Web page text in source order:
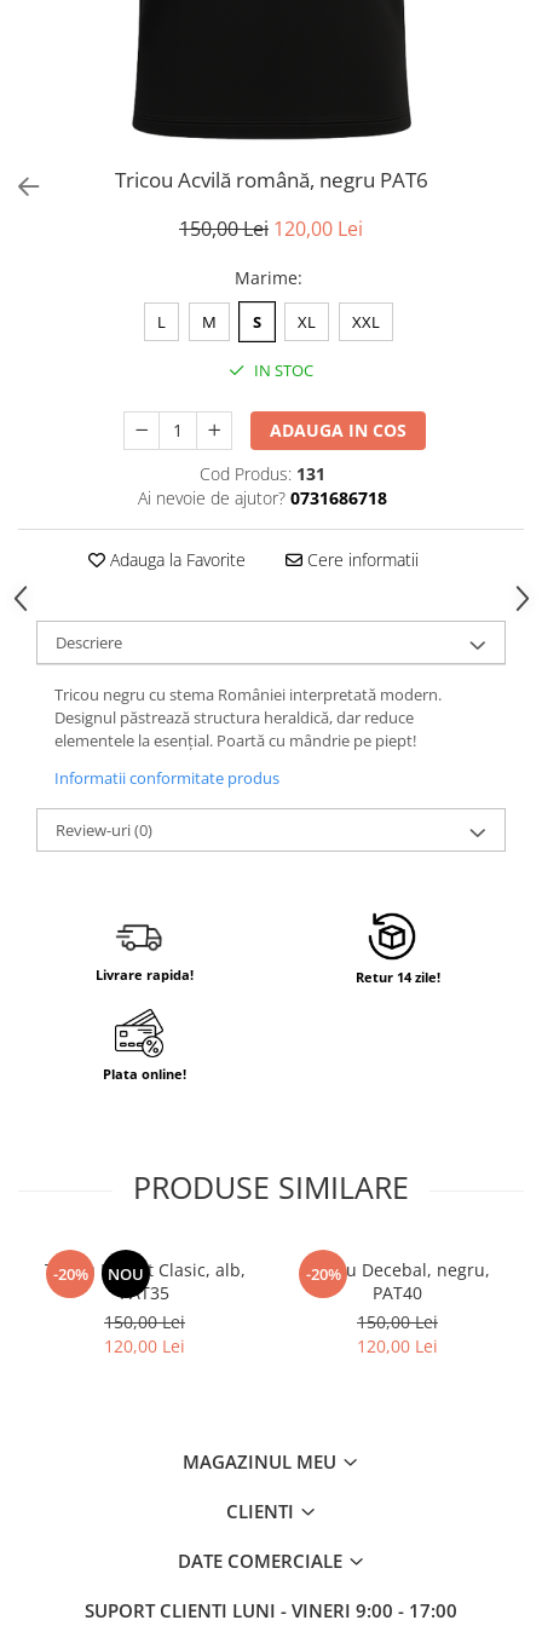
Tricou Acvilă română, negru PAT6
150,00 Lei 120,00 Lei
Marime:
L M S XL XXL
IN STOC
ADAUGA IN COS
Cod Produs: 131
Ai nevoie de ajutor? 0731686718
Adauga la Favorite Cere informatii
Descriere
Tricou negru cu stema României interpretată modern.
Designul păstrează structura heraldică, dar reduce
elementele la esențial. Poartă cu mândrie pe piept!
Informatii conformitate produs
Review-uri(0)
Livrare rapida! Retur 14 zile!
Plata online!
PRODUSE SIMILARE
-20% NOU
Tricou Patriot Clasic, alb,
PAT35
150,00 Lei
120,00 Lei
-20%
Tricou Decebal, negru,
PAT40
150,00 Lei
120,00 Lei
MAGAZINUL MEU
CLIENTI
DATE COMERCIALE
SUPORT CLIENTI LUNI - VINERI 9:00 - 17:00